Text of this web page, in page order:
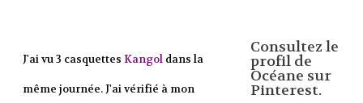
J'ai vu 3 casquettes Kangoldans la
même journée. J'ai vérifié à mon
Consultez le
profil de
Océane sur
Pinterest.